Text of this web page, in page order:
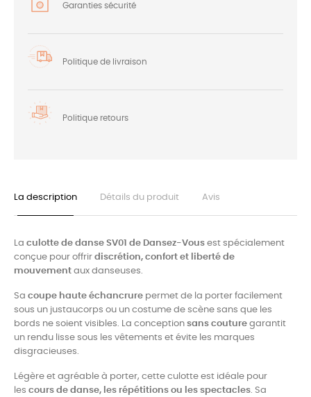
Garanties sécurité
Politique de livraison
Politique retours
La description Détails du produit Avis
La culotte de danse SV01 de Dansez-Vous est spécialement
conçue pour offrir discrétion, confort et liberté de
mouvement aux danseuses.
Sa coupe haute échancrure permet de la porter facilement
sous un justaucorps ou un costume de scène sans que les
bords ne soient visibles. La conception sans couture garantit
un rendu lisse sous les vêtements et évite les marques
disgracieuses.
Légère et agréable à porter, cette culotte est idéale pour
les cours de danse, les répétitions ou les spectacles . Sa